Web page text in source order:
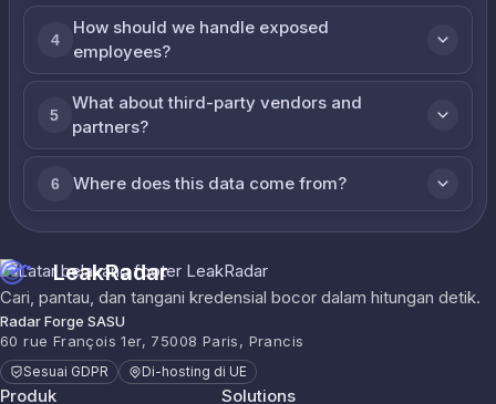
4
How should we handle exposed
employees?
5
What about third-party vendors and
partners?
6 Where does this data come from?
LeakRadar
Cari, pantau, dan tangani kredensial bocor dalam hitungan detik.
Radar Forge SASU
60 rue François 1er, 75008 Paris, Prancis
Sesuai GDPR Di-hosting di UE
Produk Solutions